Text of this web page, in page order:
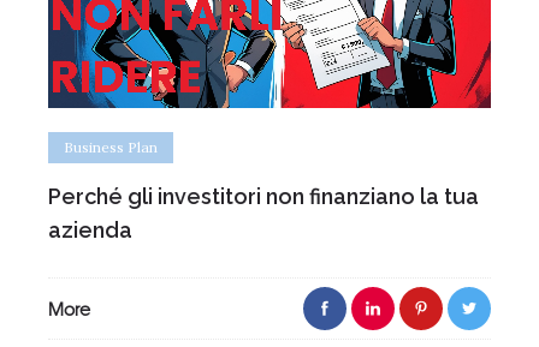
Business Plan
Perché gli investitori non finanziano la tua
azienda
More